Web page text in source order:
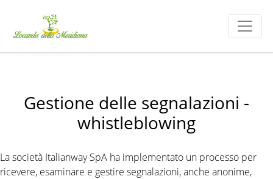
Gestione delle segnalazioni -
whistleblowing
La società Italianway SpA ha implementato un processo per
ricevere, esaminare e gestire segnalazioni, anche anonime,